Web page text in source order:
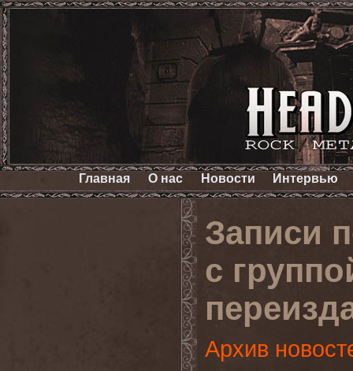
Главная О нас Новости Интервью
Записи
с
Архив